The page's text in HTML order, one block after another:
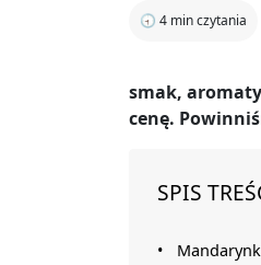
🕣 4 min czytania
smak,
cenę.
SPIS